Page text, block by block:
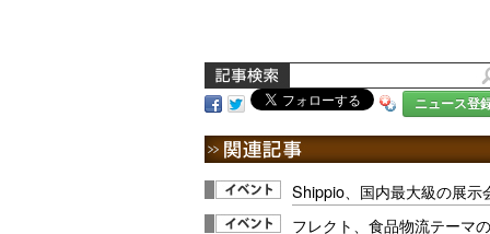
ニュース登
Shippio、国内最大級の展示
フレクト、食品物流テーマ